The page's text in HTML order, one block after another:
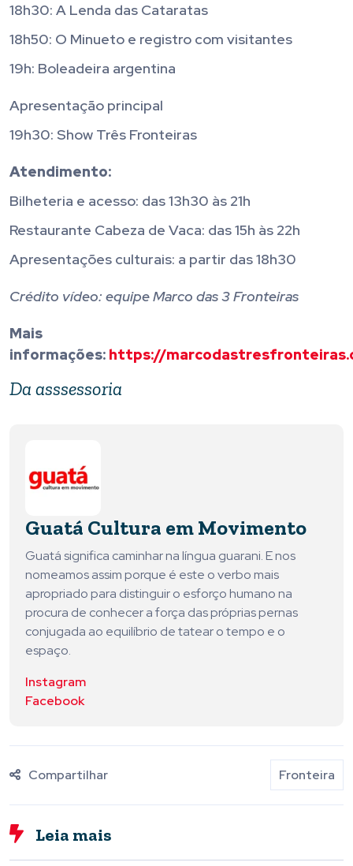
18h30: A Lenda das Cataratas
18h50: O Minueto e registro com visitantes
19h: Boleadeira argentina
Apresentação principal
19h30: Show Três Fronteiras
Atendimento:
Bilheteria e acesso: das 13h30 às 21h
Restaurante Cabeza de Vaca: das 15h às 22h
Apresentações culturais: a partir das 18h30
Crédito vídeo: equipe Marco das 3 Fronteiras
Mais
informações: https://
Da asssessoria
Guatá Cultura em Movimento
Guatá significa caminhar na língua guarani. E nos
nomeamos assim porque é este o verbo mais
apropriado para distinguir o esforço humano na
procura de conhecer a força das próprias pernas
conjugada ao equilíbrio de tatear o tempo e o
espaço.
Instagram
Facebook
Compartilhar Fronteira
Leia mais